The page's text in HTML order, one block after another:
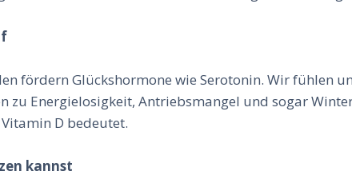
fördern Glückshormone wie Serotonin. Wir fühlen
zu Energielosigkeit, Antriebsmangel und sogar
D bedeutet.
kannst